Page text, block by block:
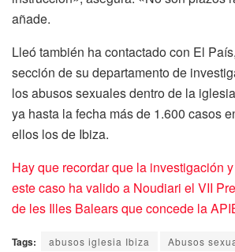
añade.
Lleó también ha contactado con El
sección de su departamento de
los abusos sexuales dentro de la
ya hasta la fecha más de 1.600 casos
ellos los de Ibiza.
Hay que recordar que la investigación
este caso ha valido a Noudiari el VII
de les Illes Balears que concede la
Tags: abusos iglesia Ibiza
Abusos